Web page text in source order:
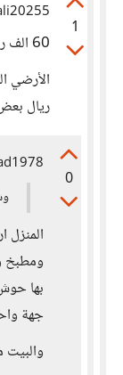
1
60 الف ريال ! وش المنزل
ريال
0
ومطبخ
بها
جهة
والبيت